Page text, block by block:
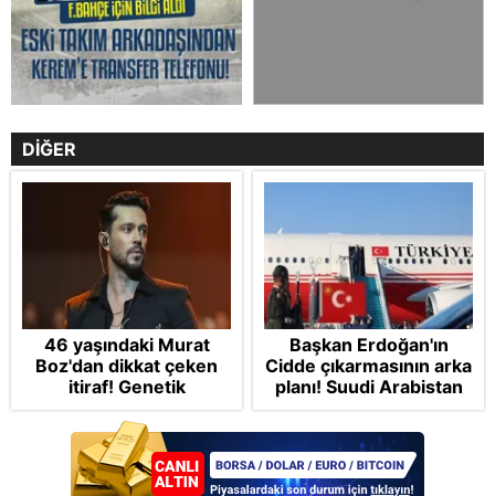
DİĞER
46 yaşındaki Murat
Boz'dan dikkat çeken
itiraf! Genetik
korkusunu açıkladı
Başkan Erdoğan'ın
Cidde çıkarmasının arka
planı! Suudi Arabistan
ve Pakistan'la üçlü ortak
savunma anlaşması:
"Islamic NATO"
manşetleri